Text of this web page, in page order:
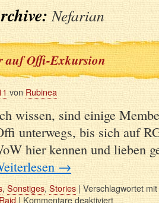
Nefarian
auf Offi-Exkursion
von Rubinea
wissen, sind einige
unterwegs, bis sich auf
hier kennen und lieben
→
, Sonstiges,Stories | Verschlagwortet mit
Raid | Kommentare deaktiviert